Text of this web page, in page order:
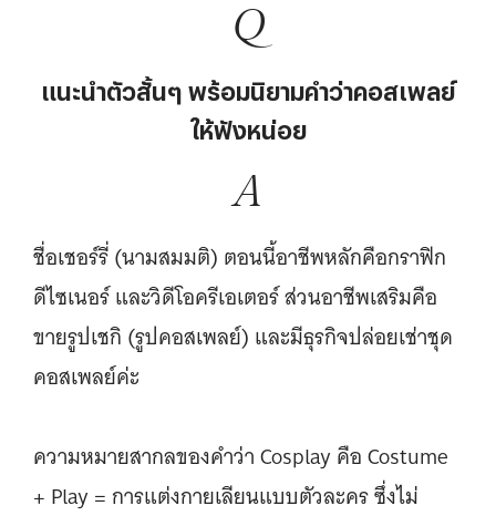
Q
แนะนำตัวสั้นๆ พร้อมนิยามคำว่าคอสเพลย์
ให้ฟังหน่อย
A
ชื่อเชอร์รี่ (นามสมมติ) ตอนนี้อาชีพหลักคือกราฟิก
ดีไซเนอร์ และวิดีโอครีเอเตอร์ ส่วนอาชีพเสริมคือ
ขายรูปเชกิ (รูปคอสเพลย์) และมีธุรกิจปล่อยเช่าชุด
คอสเพลย์ค่ะ
ความหมายสากลของคำว่า Cosplay คือ Costume
+ Play = การแต่งกายเลียนแบบตัวละคร ซึ่งไม่